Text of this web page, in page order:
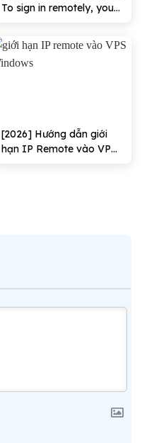
To sign in remotely, you
through Remote
Desktop Services hiệu
quả
[2026] Hướng dẫn giới
hạn IP Remote vào VPS